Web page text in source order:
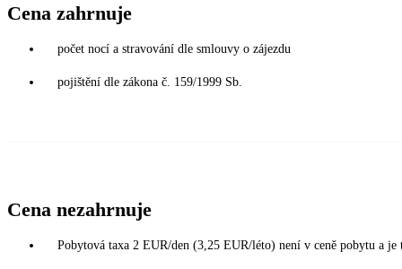
Cena zahrnuje
počet nocí a stravování dle smlouvy o zájezdu
pojištění dle zákona č. 159/1999 Sb.
Cena nezahrnuje
Pobytová taxa 2 EUR/den (3,25 EUR/léto) není v ceně pobytu a